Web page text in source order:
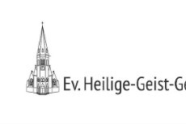
springen